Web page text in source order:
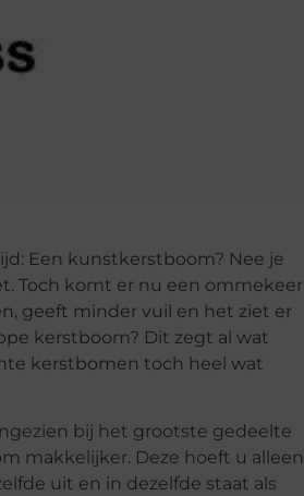
Een kunstkerstboom? Nee je
Toch komt er nu een ommekeer
geeft minder vuil en het ziet er
kerstboom? Dit zegt al wat
kerstbomen toch heel wat
bij het grootste gedeelte
makkelijker. Deze hoeft u alleen
uit en in dezelfde staat als